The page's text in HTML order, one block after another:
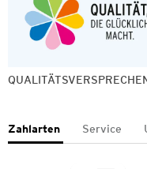
Zahlarten Service